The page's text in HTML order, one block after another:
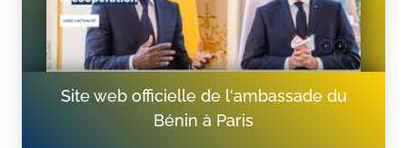
Site web officielle de l'ambassade du
Bénin à Paris